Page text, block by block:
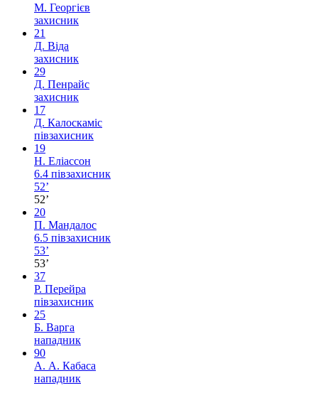
М. Георгієв
захисник
21
Д. Віда
захисник
29
Д. Пенрайс
захисник
17
Д. Калоскаміс
півзахисник
19
Н. Еліассон
6.4 півзахисник
52’
52’
20
П. Мандалос
6.5 півзахисник
53’
53’
37
Р. Перейра
півзахисник
25
Б. Варга
нападник
90
А. А. Кабаса
нападник